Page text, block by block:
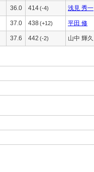
36.0 414(-4) 浅見 秀一
37.0 438(+12) 平田 修
37.6 442 (-2) 山中 輝久